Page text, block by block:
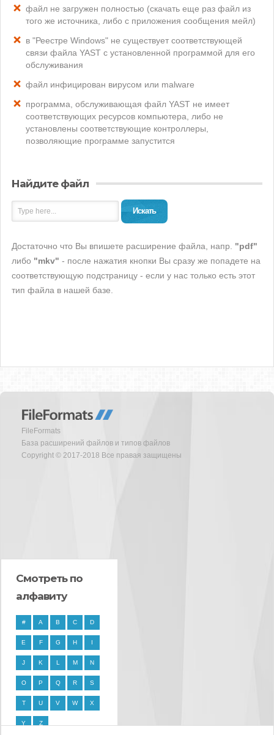
файл не загружен полностью (скачать еще раз файл из
того же источника, либо с приложения сообщения мейл)
в "Реестре Windows" не существует соответствующей
связи файла YAST с установленной программой для его
обслуживания
файл инфицирован вирусом или malware
программа, обслуживающая файл YAST не имеет
соответствующих ресурсов компьютера, либо не
установлены соответствующие контроллеры,
позволяющие программе запустится
Найдите файл
Искать
Достаточно что Вы впишете расширение файла, напр. "pdf"
либо "mkv" - после нажатия кнопки Вы сразу же попадете на
соответствующую подстраницу - если у нас только есть этот
тип файла в нашей базе.
FileFormats
База расширений файлов и типов файлов
Copyright © 2017-2018 Все правая защищены
Смотреть по
алфавиту
# A B C D
E F G H I
J K L M N
O P Q R S
T U V W X
Y Z